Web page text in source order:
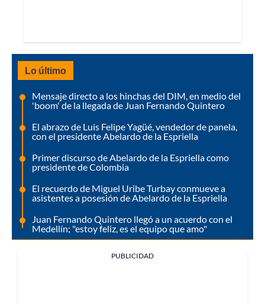
Lo último
Mensaje directo a los hinchas del DIM, en medio del
'boom' de la llegada de Juan Fernando Quintero
El abrazo de Luis Felipe Yagüé, vendedor de panela,
con el presidente Abelardo de la Espriella
Primer discurso de Abelardo de la Espriella como
presidente de Colombia
El recuerdo de Miguel Uribe Turbay conmueve a
asistentes a posesión de Abelardo de la Espriella
Juan Fernando Quintero llegó a un acuerdo con el
Medellín; "estoy feliz, es el equipo que amo"
PUBLICIDAD